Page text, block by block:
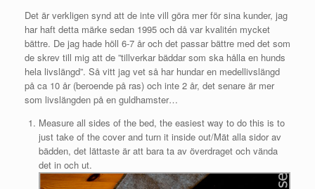
Det är verkligen synd att de inte vill göra mer för sina kunder, jag
har haft detta märke sedan 1995 och då var kvalitén mycket
bättre. De jag hade höll 6-7 år och det passar bättre med det som
de skrev till mig att de ”tillverkar bäddar som ska hålla en hunds
hela livslängd”. Så vitt jag vet så har hundar en medellivslängd
på ca 10 år (beroende på ras) och inte 2 år, det senare är mer
som livslängden på en guldhamster…
Measure all sides of the bed, the easiest way to do this is to
just take of the cover and turn it inside out/Mät alla sidor av
bädden, det lättaste är att bara ta av överdraget och vända
det in och ut.